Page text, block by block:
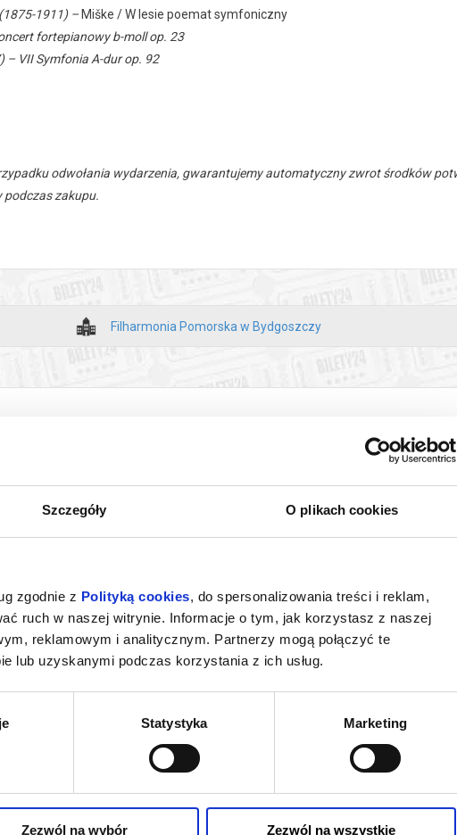
Szczegóły O plikach cookies
zgodnie z Polityką cookies, do spersonalizowania treści i reklam,
ruch w naszej witrynie. Informacje o tym, jak korzystasz z naszej
reklamowym i analitycznym. Partnerzy mogą połączyć te
lub uzyskanymi podczas korzystania z ich usług.
Statystyka Marketing
Zezwól na wybór Zezwól na wszystkie
1911) –Miške / W lesie poemat symfoniczny
fortepianowy b-moll op. 23
– VII Symfonia A-dur op. 92
odwołania wydarzenia, gwarantujemy automatyczny zwrot środków
podczas zakupu.
Filharmonia Pomorska w Bydgoszczy
MIEJSCE: AULA
COPERNICANUM UKW
20.09.2026, Bydgoszcz
kup bilet
OPEROWE ZWIERCIADŁO XVIII WIEKU.
MIEJSCE: AKADEMIA MUZYCZNA W
BYDGOSZCZY
23.09.2026, Bydgoszcz
kup bilet
BAROCKORCHESTER.
3. MAHLERA: MIEJSCE: AKADEMIA